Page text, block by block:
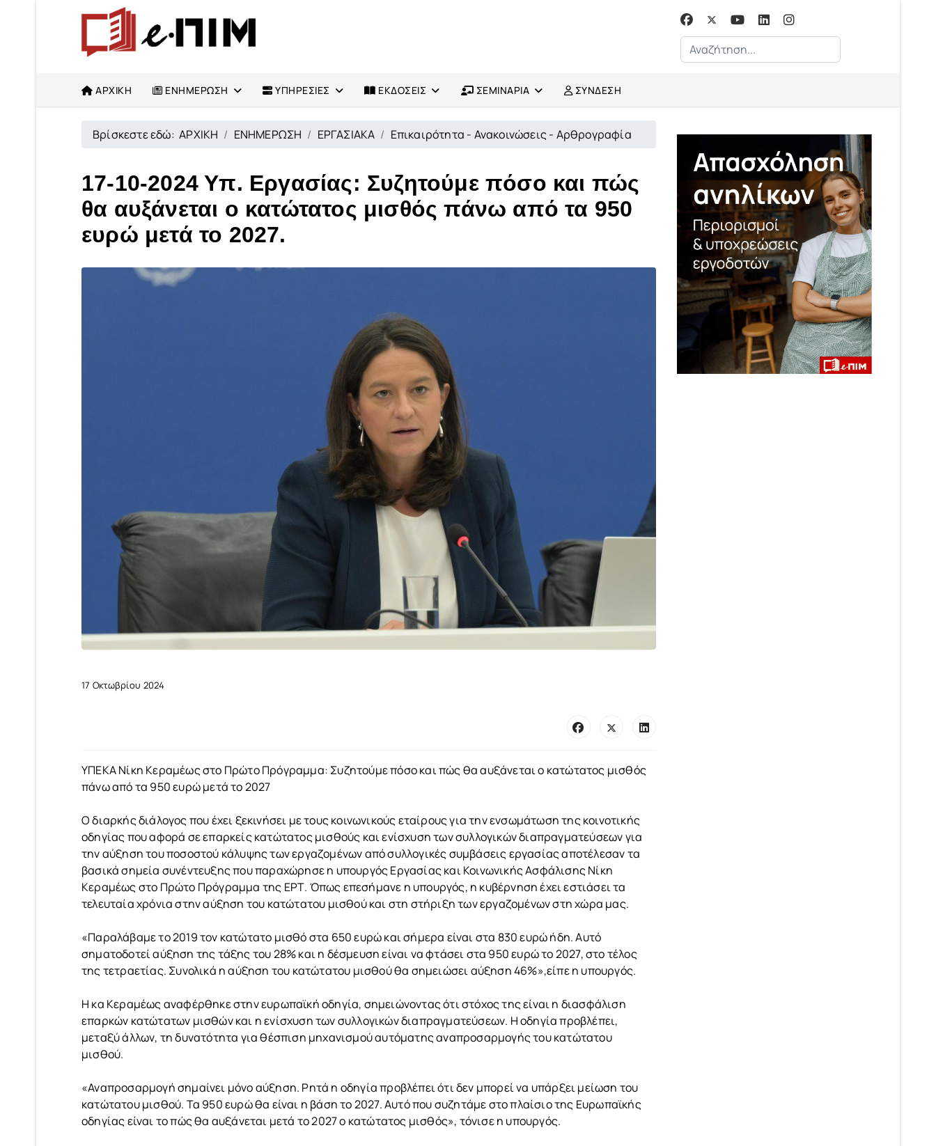
Αναζήτηση...
ΑΡΧΙΚΗ ΕΝΗΜΕΡΩΣΗ ΥΠΗΡΕΣΙΕΣ ΕΚΔΟΣΕΙΣ ΣΕΜΙΝΑΡΙΑ ΣΥΝΔΕΣΗ
Βρίσκεστε εδώ:ΑΡΧΙΚΗ ΕΝΗΜΕΡΩΣΗ ΕΡΓΑΣΙΑΚΑ Επικαιρότητα - Ανακοινώσεις - Αρθρογραφία
17-10-2024 Υπ. Εργασίας: Συζητούμε πόσο και πώς
θα αυξάνεται ο κατώτατος μισθός πάνω από τα 950
ευρώ μετά το 2027.
17 Οκτωβρίου 2024
ΥΠΕΚΑ Νίκη Κεραμέως στο Πρώτο Πρόγραμμα: Συζητούμε πόσο και πώς θα αυξάνεται ο κατώτατος μισθός
πάνω από τα 950 ευρώ μετά το 2027
Ο διαρκής διάλογος που έχει ξεκινήσει με τους κοινωνικούς εταίρους για την ενσωμάτωση της κοινοτικής
οδηγίας που αφορά σε επαρκείς κατώτατος μισθούς και ενίσχυση των συλλογικών διαπραγματεύσεων για
την αύξηση του ποσοστού κάλυψης των εργαζομένων από συλλογικές συμβάσεις εργασίας αποτέλεσαν τα
βασικά σημεία συνέντευξης που παραχώρησε η υπουργός Εργασίας και Κοινωνικής Ασφάλισης Νίκη
Κεραμέως στο Πρώτο Πρόγραμμα της ΕΡΤ. Όπως επεσήμανε η υπουργός, η κυβέρνηση έχει εστιάσει τα
τελευταία χρόνια στην αύξηση του κατώτατου μισθού και στη στήριξη των εργαζομένων στη χώρα μας.
«Παραλάβαμε το 2019 τον κατώτατο μισθό στα 650 ευρώ και σήμερα είναι στα 830 ευρώ ήδη. Αυτό
σηματοδοτεί αύξηση της τάξης του 28% και η δέσμευση είναι να φτάσει στα 950 ευρώ το 2027, στο τέλος
της τετραετίας. Συνολικά η αύξηση του κατώτατου μισθού θα σημειώσει αύξηση 46%»,είπε η υπουργός.
Η κα Κεραμέως αναφέρθηκε στην ευρωπαϊκή οδηγία, σημειώνοντας ότι στόχος της είναι η διασφάλιση
επαρκών κατώτατων μισθών και η ενίσχυση των συλλογικών διαπραγματεύσεων. Η οδηγία προβλέπει,
μεταξύ άλλων, τη δυνατότητα για θέσπιση μηχανισμού αυτόματης αναπροσαρμογής του κατώτατου
μισθού.
«Αναπροσαρμογή σημαίνει μόνο αύξηση. Ρητά η οδηγία προβλέπει ότι δεν μπορεί να υπάρξει μείωση του
κατώτατου μισθού. Τα 950 ευρώ θα είναι η βάση το 2027. Αυτό που συζητάμε στο πλαίσιο της Ευρωπαϊκής
οδηγίας είναι το πώς θα αυξάνεται μετά το 2027 ο κατώτατος μισθός», τόνισε η υπουργός.